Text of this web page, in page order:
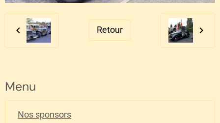
Retour
Menu
Nos sponsors